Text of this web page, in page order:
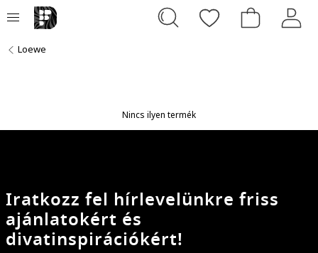
Loewe
Nincs ilyen termék
Iratkozz fel hírlevelünkre friss
ajánlatokért és
divatinspirációkért!